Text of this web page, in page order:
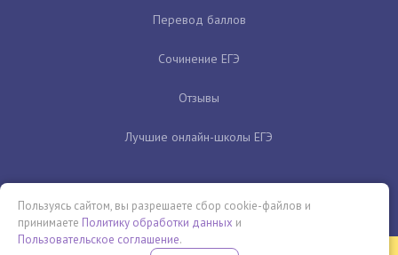
Перевод баллов
Сочинение ЕГЭ
Отзывы
Лучшие онлайн-школы ЕГЭ
Пользуясь сайтом, вы разрешаете сбор cookie-файлов и
принимаете Политику обработки данных и
Пользовательское соглашение.